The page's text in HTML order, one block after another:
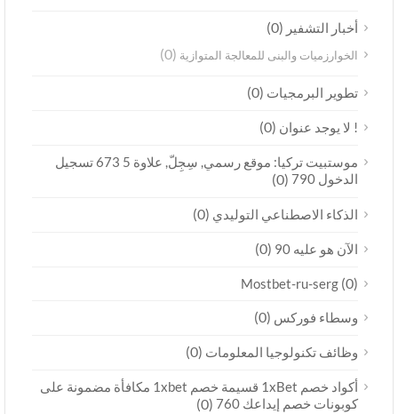
أخبار التشفير(0)
الخوارزميات والبنى للمعالجة المتوازية (0)
تطوير البرمجيات(0)
! لا يوجد عنوان(0)
موستبيت تركيا: موقع رسمي, سِجِلّ, علاوة 5 673 تسجيل
الدخول 790 (0)
الذكاء الاصطناعي التوليدي(0)
الآن هو عليه 90 (0)
Mostbet-ru-serg(0)
وسطاء فوركس(0)
وظائف تكنولوجيا المعلومات(0)
أكواد خصم 1xBet قسيمة خصم 1xbet مكافأة مضمونة على
كوبونات خصم إيداعك 760 (0)